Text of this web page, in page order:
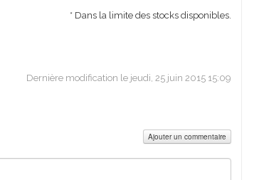
* Dans la limite des stocks disponibles.
Dernière modification le jeudi, 25 juin 2015 15:09
Ajouter un commentaire